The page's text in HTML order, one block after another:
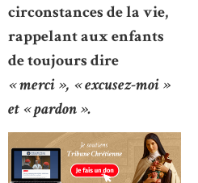
circonstances de la vie,
rappelant aux enfants
de toujours dire
« merci », « excusez-moi »
et « pardon ».